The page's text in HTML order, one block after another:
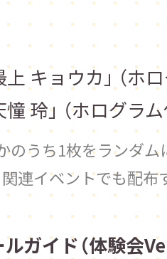
キョウカ」 （ホ
玲」 （ホログラム
のうち1枚をランダム
関連イベントでも配布
ガイド（体験会